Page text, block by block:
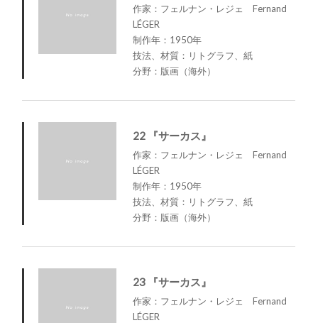
作家：フェルナン・レジェ Fernand
LÉGER
制作年：1950年
技法、材質：リトグラフ、紙
分野：版画（海外）
22 『サーカス』
作家：フェルナン・レジェ Fernand
LÉGER
制作年：1950年
技法、材質：リトグラフ、紙
分野：版画（海外）
23 『サーカス』
作家：フェルナン・レジェ Fernand
LÉGER